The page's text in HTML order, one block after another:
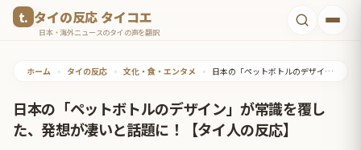
タイの反応 タイコエ
日本・海外ニュースのタイの声を翻訳
ホーム • タイの反応 • 文化・食・エンタメ • 日本の「ペットボトルのデザイン」が常識を覆した、発想が凄いと話題に！【タイ人の反応】
日本の「ペットボトルのデザイン」が常識を覆し
た、発想が凄いと話題に！【タイ人の反応】